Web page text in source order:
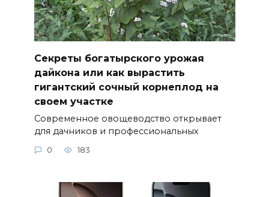
Секреты богатырского урожая
дайкона или как вырастить
гигантский сочный корнеплод на
своем участке
Современное овощеводство открывает
для дачников и профессиональных
0 183